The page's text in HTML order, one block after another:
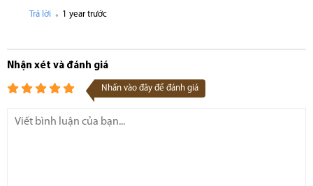
Trả lời . 1 year trước
Nhận xét và đánh giá
Nhấn vào đây để đánh giá